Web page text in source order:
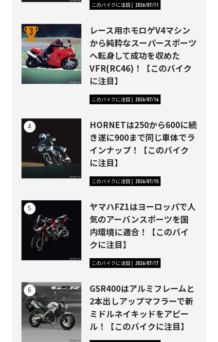
このバイクに注目 2026/07/11
レース用ホモロゲV4マシン
から純粋なスーパースポーツ
へ転身して成功を収めた
VFR(RC46)！【このバイク
に注目】
このバイクに注目 2026/07/14
HORNETは250から600に続
き遂に900まで同じ車体でラ
インナップ！【このバイク
に注目】
このバイクに注目 2026/07/15
ヤマハFZ1はヨーロッパで人
気のアーバンスポーツを国
内環境に適合！【このバイ
クに注目】
このバイクに注目 2026/07/17
GSR400はアルミフレームと
2本出しアップマフラーで新
ミドルネイキッドをアピー
ル！【このバイクに注目】